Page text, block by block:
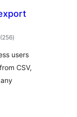
(256puntuacions
totals
)
users
CSV,